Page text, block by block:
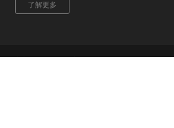
版权所有 ©福建升恒建设集团有限公司 未经许
了解更多